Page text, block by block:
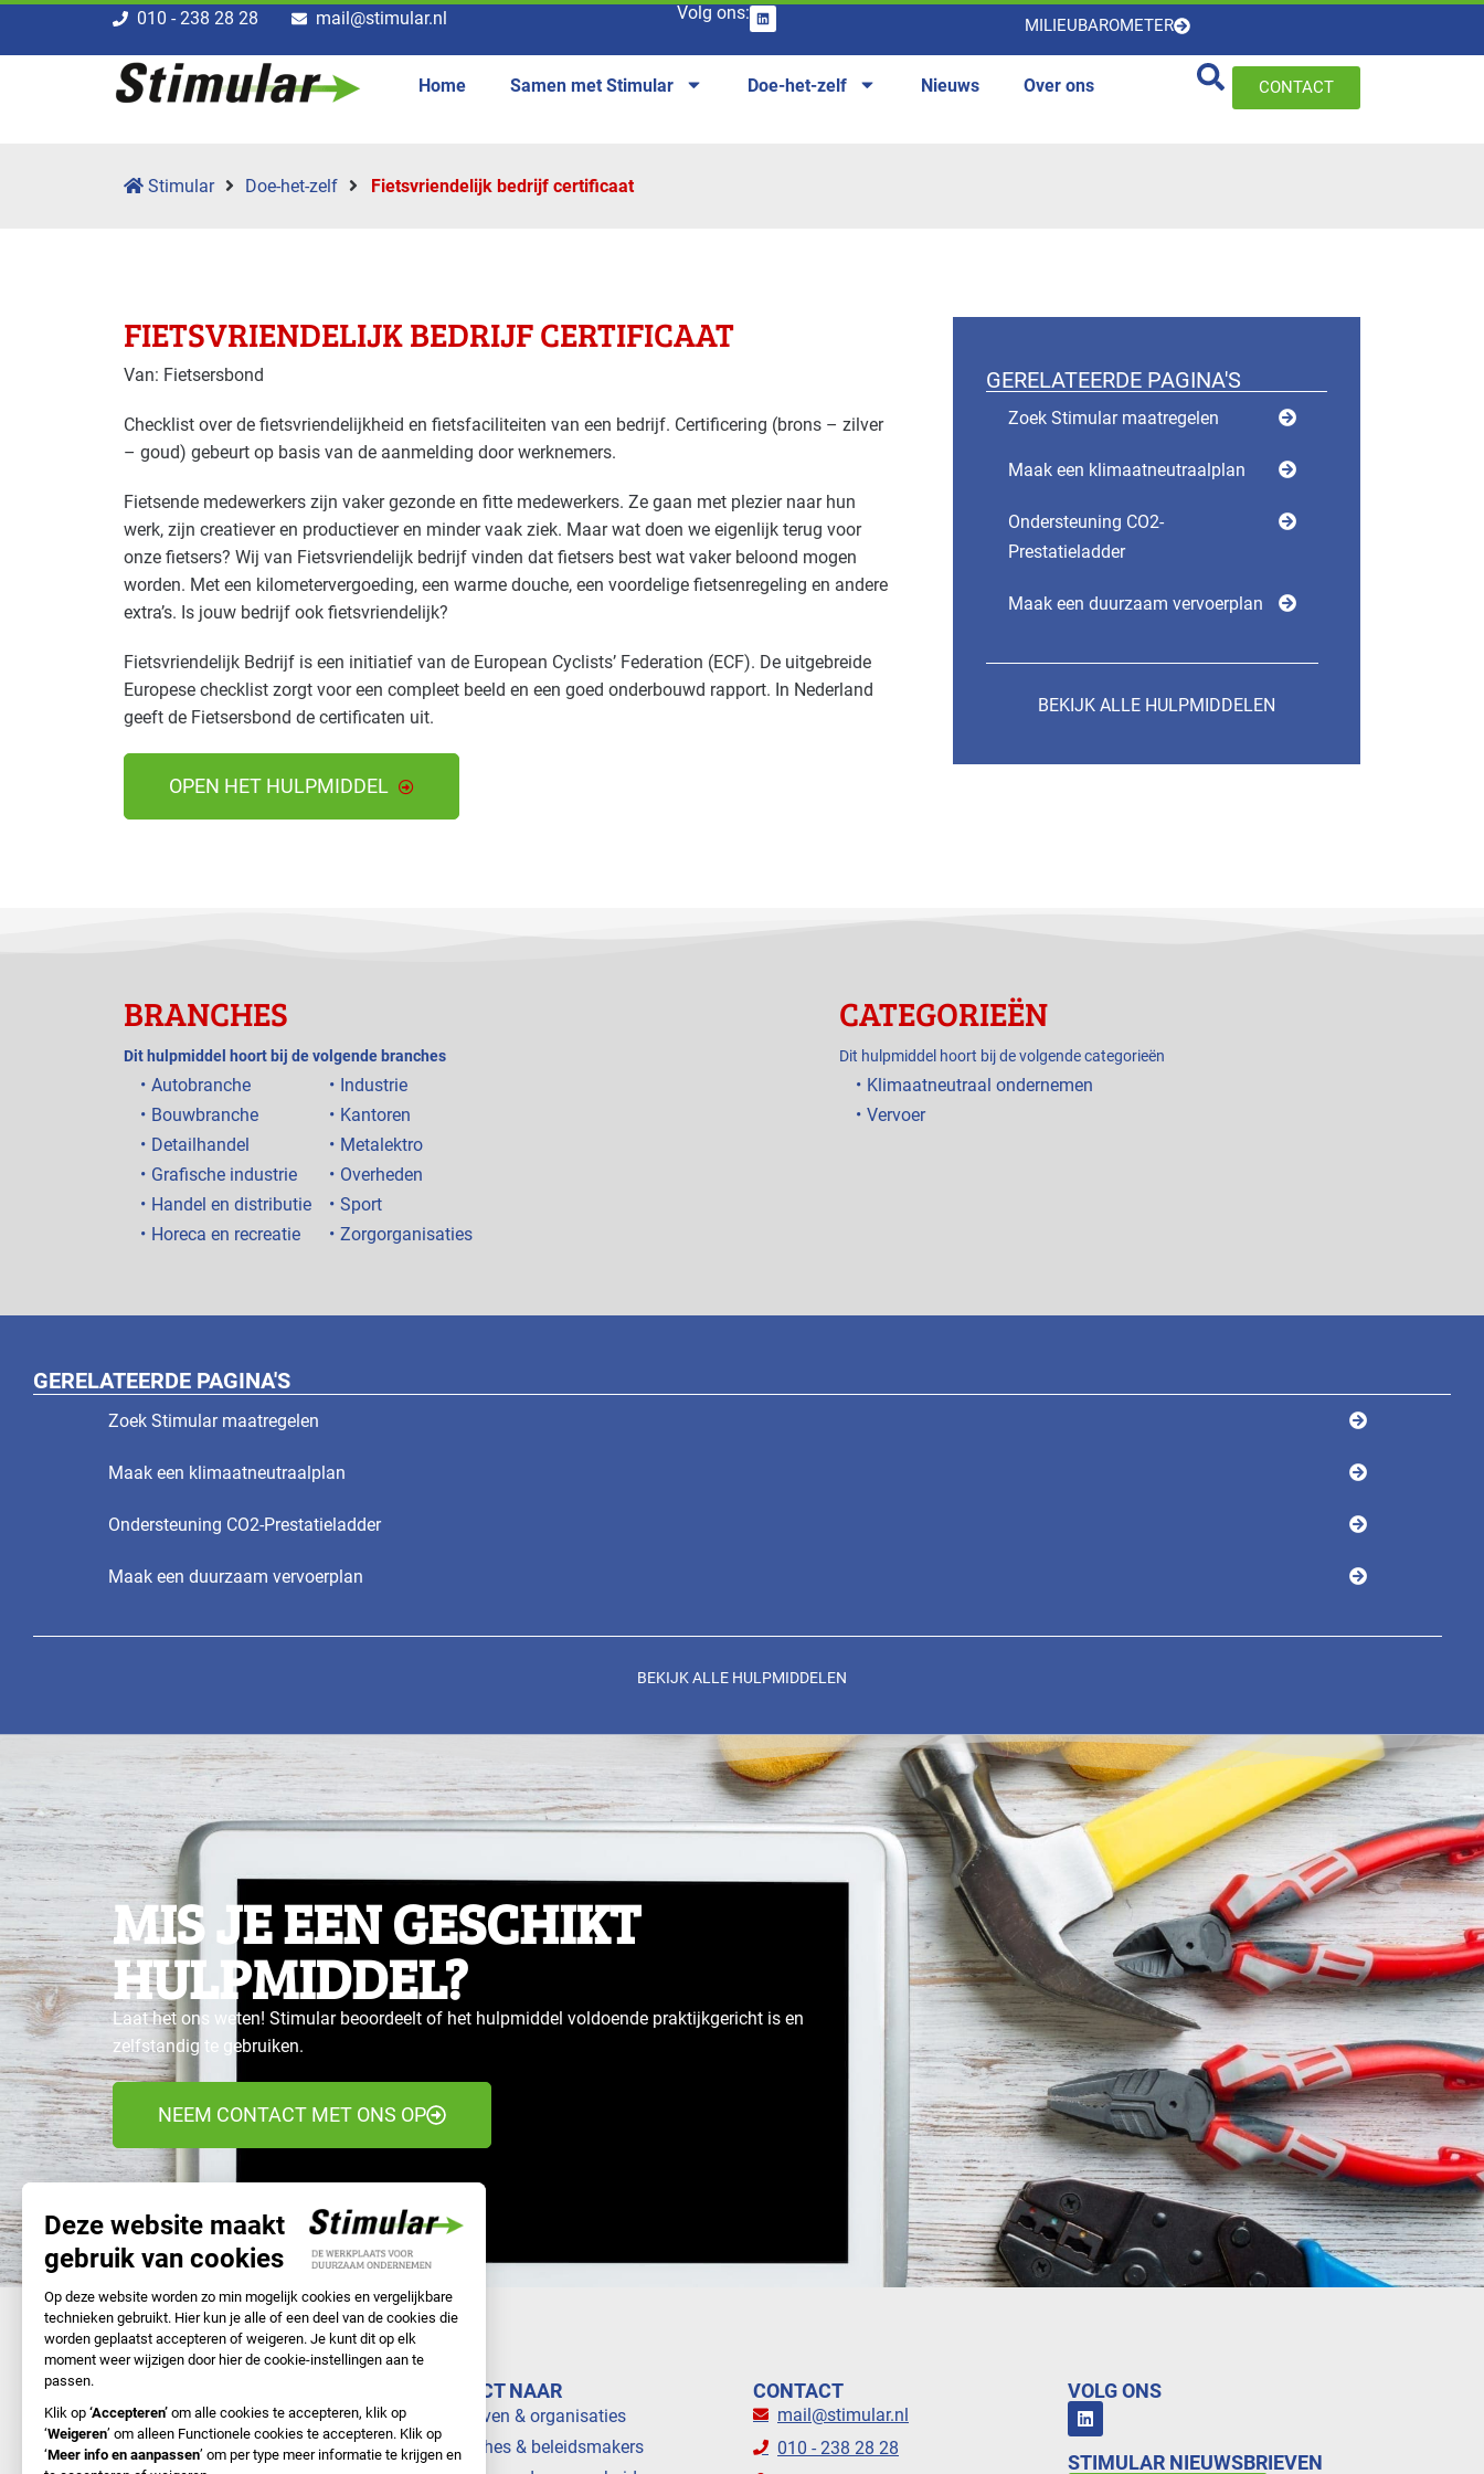
010 - 238 28 28 mail@stimular.nl Volg ons:
MILIEUBAROMETER
Home Samen met Stimular Doe-het-zelf Nieuws Over ons CONTACT
Stimular Doe-het-zelf Fietsvriendelijk bedrijf certificaat
FIETSVRIENDELIJK BEDRIJF CERTIFICAAT
Van: Fietsersbond
Checklist over de fietsvriendelijkheid en fietsfaciliteiten van een bedrijf. Certificering (brons – zilver
– goud) gebeurt op basis van de aanmelding door werknemers.
Fietsende medewerkers zijn vaker gezonde en fitte medewerkers. Ze gaan met plezier naar hun
werk, zijn creatiever en productiever en minder vaak ziek. Maar wat doen we eigenlijk terug voor
onze fietsers? Wij van Fietsvriendelijk bedrijf vinden dat fietsers best wat vaker beloond mogen
worden. Met een kilometervergoeding, een warme douche, een voordelige fietsenregeling en andere
extra’s. Is jouw bedrijf ook fietsvriendelijk?
Fietsvriendelijk Bedrijf is een initiatief van de European Cyclists’ Federation (ECF). De uitgebreide
Europese checklist zorgt voor een compleet beeld en een goed onderbouwd rapport. In Nederland
geeft de Fietsersbond de certificaten uit.
OPEN HET HULPMIDDEL
GERELATEERDE PAGINA'S
Zoek Stimular maatregelen
Maak een klimaatneutraalplan
Ondersteuning CO2-
Prestatieladder
Maak een duurzaam vervoerplan
BEKIJK ALLE HULPMIDDELEN
BRANCHES
Dit hulpmiddel hoort bij de volgende branches
Autobranche
Bouwbranche
Detailhandel
Grafische industrie
Handel en distributie
Horeca en recreatie
Industrie
Kantoren
Metalektro
Overheden
Sport
Zorgorganisaties
CATEGORIEËN
Dit hulpmiddel hoort bij de volgende categorieën
Klimaatneutraal ondernemen
Vervoer
GERELATEERDE PAGINA'S
Zoek Stimular maatregelen
Maak een klimaatneutraalplan
Ondersteuning CO2-Prestatieladder
Maak een duurzaam vervoerplan
BEKIJK ALLE HULPMIDDELEN
MIS JE EEN GESCHIKT
HULPMIDDEL?
Laat het ons weten! Stimular beoordeelt of het hulpmiddel voldoende praktijkgericht is en
zelfstandig te gebruiken.
NEEM CONTACT MET ONS OP
Samen met Stimular
Doe-het-zelf
DIRECT NAAR
Bedrijven & organisaties
Branches & beleidsmakers
CONTACT
mail@stimular.nl
010 - 238 28 28
VOLG ONS
STIMULAR NIEUWSBRIEVEN